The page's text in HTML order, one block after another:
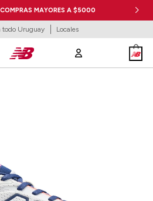
MAYORES A $5000
todo Uruguay Locales